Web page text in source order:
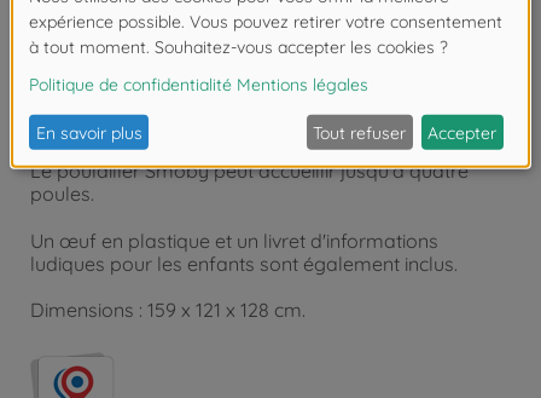
Product details:
Fabriqué avec amour en France.
Le poulailler Smoby peut accueillir jusqu'à quatre
poules.
Un œuf en plastique et un livret d'informations
ludiques pour les enfants sont également inclus.
Dimensions : 159 x 121 x 128 cm.